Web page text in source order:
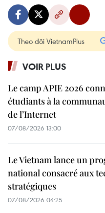
Theo dõi VietnamPlus
VOIR PLUS
Le camp APIE 2026
étudiants à la
de l’Internet
07/08/2026 13:00
Le Vietnam lance un
national consacré aux
stratégiques
07/08/2026 04:25